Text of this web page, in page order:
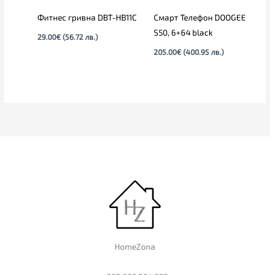
Фитнес гривна DBT-HB11C
29.00€ (56.72 лв.)
Смарт Телефон DOOGEE
S50, 6+64 black
205.00€ (400.95 лв.)
HomeZona